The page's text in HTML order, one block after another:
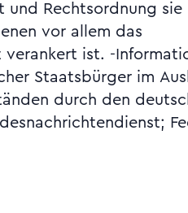
Rechtsordnung sie
vor allem das
verankert ist. -
Staatsbürger im
durch den
Geldheimat,
Hafen, sicherer, Konten-